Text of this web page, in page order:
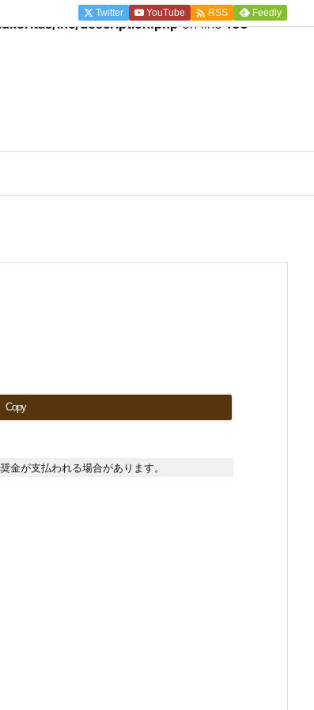
inc/description.phpon line150
Twitter YouTube  RSS Feedly
Copy
が支払われる場合があります。